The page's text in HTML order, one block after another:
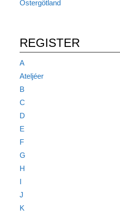
Östergötland
REGISTER
A
Ateljéer
B
C
D
E
F
G
H
I
J
K